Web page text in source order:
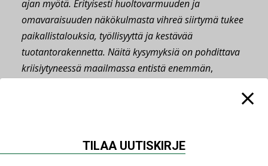
ajan myötä. Erityisesti huoltovarmuuden ja
omavaraisuuden näkökulmasta vihreä siirtymä tukee
paikallistalouksia, työllisyyttä ja kestävää
tuotantorakennetta. Näitä kysymyksiä on pohdittava
kriisiytyneessä maailmassa entistä enemmän,
TILAA UUTISKIRJE